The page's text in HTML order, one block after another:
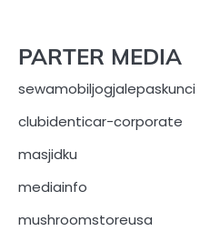
PARTER MEDIA
sewamobiljogjalepaskunci
clubidenticar-corporate
masjidku
mediainfo
mushroomstoreusa